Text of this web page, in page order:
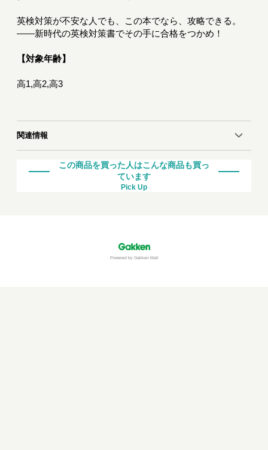
英検対策が不安な人でも、この本でなら、攻略できる。
――新時代の英検対策書でその手に合格をつかめ！
【対象年齢】
高1,高2,高3
関連情報
この商品を買った人はこんな商品も買っ
ています
Pick Up
Powered by Gakken Mall